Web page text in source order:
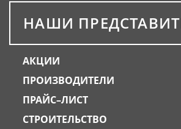
НАШИ
АКЦИИ
ПРОИЗВОДИТЕЛИ
ПРАЙС–ЛИСТ
СТРОИТЕЛЬСТВО